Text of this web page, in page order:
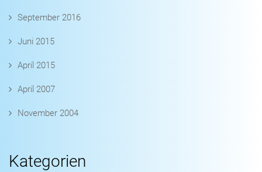
September 2016
Juni 2015
April 2015
April 2007
November 2004
Kategorien